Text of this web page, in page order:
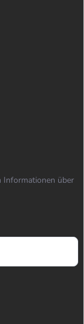
Informationen über